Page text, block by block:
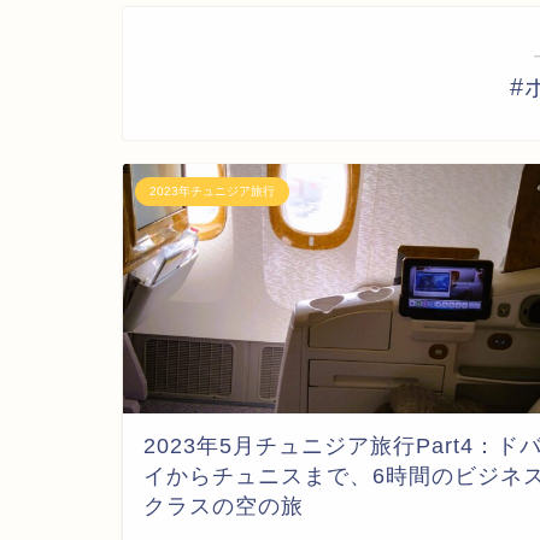
#
2023年チュニジア旅行
2023年5月チュニジア旅行Part4：ド
イからチュニスまで、6時間のビジネ
クラスの空の旅